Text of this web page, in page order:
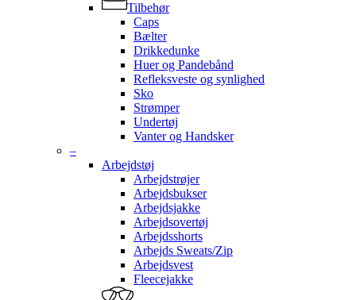
Tilbehør
Caps
Bælter
Drikkedunke
Huer og Pandebånd
Refleksveste og synlighed
Sko
Strømper
Undertøj
Vanter og Handsker
–
Arbejdstøj
Arbejdstrøjer
Arbejdsbukser
Arbejdsjakke
Arbejdsovertøj
Arbejdsshorts
Arbejds Sweats/Zip
Arbejdsvest
Fleecejakke